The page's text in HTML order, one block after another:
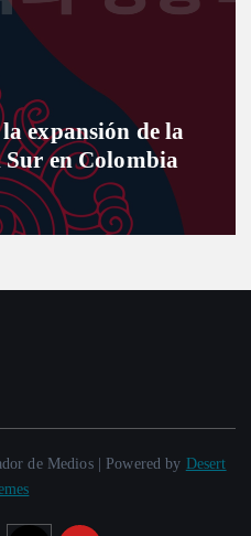
expansión de la
en Colombia
de Medios | Powered by Desert